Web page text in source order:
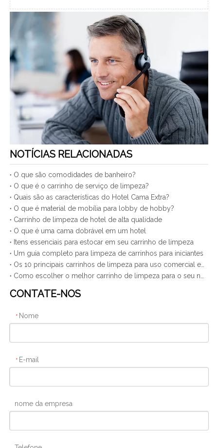
NOTÍCIAS RELACIONADAS
O que são comodidades de banheiro?
O que é o carrinho de serviço de limpeza?
Quais são as características do Hotel Cama Extra?
O que é material de mobília para lobby de hobby?
Carrinho de limpeza de hotel de alta qualidade
O que é uma cama dobrável em um hotel
Itens essenciais para estocar em seu carrinho de limpeza
Um guia completo para limpeza de carrinhos para iniciantes
Os 10 principais carrinhos de limpeza para uso comercial em 2025
Como escolher o melhor carrinho de limpeza para o seu negócio
CONTATE-NOS
* Nome
* E-mail
nome da empresa